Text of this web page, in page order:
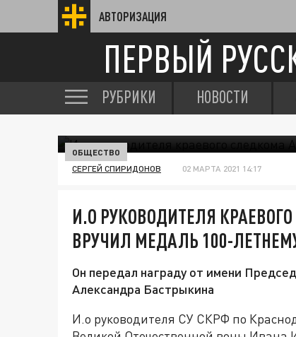
АВТОРИЗАЦИЯ
ПЕРВЫЙ
РУБРИКИ НОВОСТИ
ОБЩЕСТВО
СЕРГЕЙ СПИРИДОНОВ 02 МАРТА 2021 14:17
И.О РУКОВОДИТЕЛЯ
ВРУЧИЛ МЕДАЛЬ 100-
Он передал награду от имени
Александра Бастрыкина
И.о руководителя СУ СКРФ по